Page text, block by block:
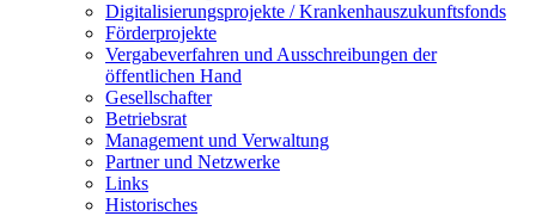
Digitalisierungsprojekte / Krankenhauszukunftsfonds
Förderprojekte
Vergabeverfahren und Ausschreibungen der
öffentlichen Hand
Gesellschafter
Betriebsrat
Management und Verwaltung
Partner und Netzwerke
Links
Historisches